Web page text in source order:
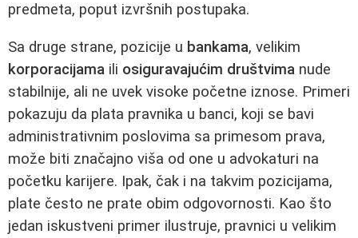
predmeta, poput izvršnih postupaka.
Sa druge strane, pozicije u bankama, velikim
korporacijama ili osiguravajućim društvima nude
stabilnije, ali ne uvek visoke početne iznose. Primeri
pokazuju da plata pravnika u banci, koji se bavi
administrativnim poslovima sa primesom prava,
može biti značajno viša od one u advokaturi na
početku karijere. Ipak, čak i na takvim pozicijama,
plate često ne prate obim odgovornosti. Kao što
jedan iskustveni primer ilustruje, pravnici u velikim